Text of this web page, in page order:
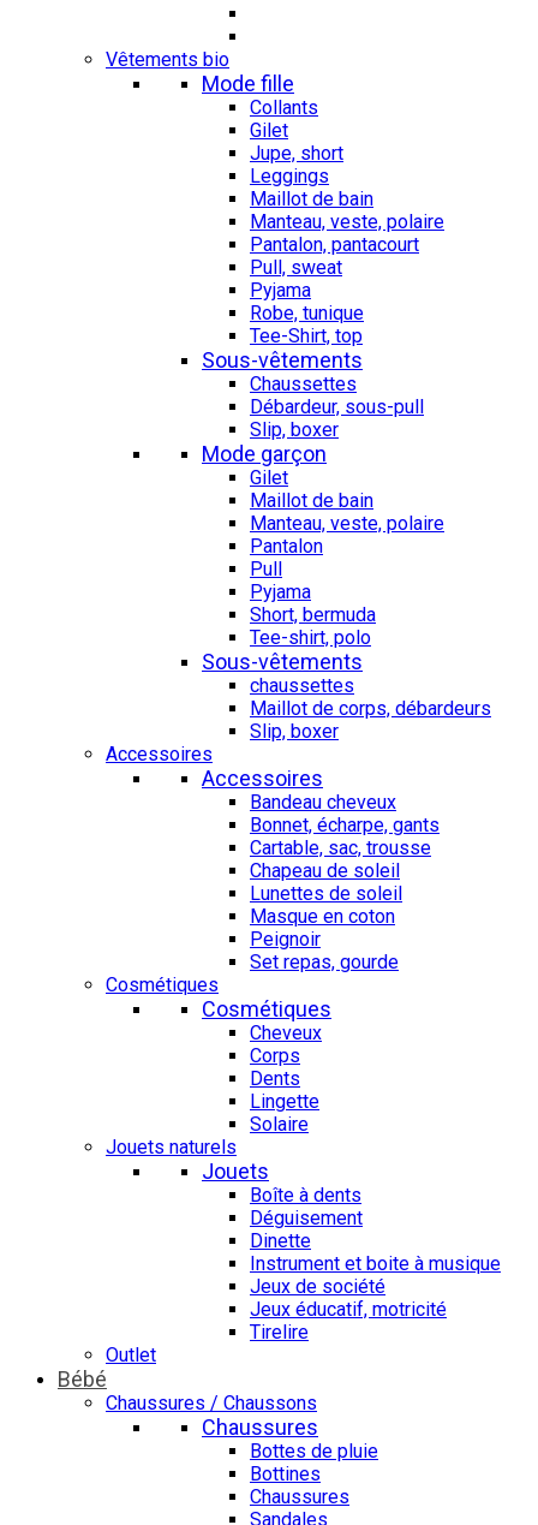
Vêtements bio
Mode fille
Collants
Gilet
Jupe, short
Leggings
Maillot de bain
Manteau, veste, polaire
Pantalon, pantacourt
Pull, sweat
Pyjama
Robe, tunique
Tee-Shirt, top
Sous-vêtements
Chaussettes
Débardeur, sous-pull
Slip, boxer
Mode garçon
Gilet
Maillot de bain
Manteau, veste, polaire
Pantalon
Pull
Pyjama
Short, bermuda
Tee-shirt, polo
Sous-vêtements
chaussettes
Maillot de corps, débardeurs
Slip, boxer
Accessoires
Accessoires
Bandeau cheveux
Bonnet, écharpe, gants
Cartable, sac, trousse
Chapeau de soleil
Lunettes de soleil
Masque en coton
Peignoir
Set repas, gourde
Cosmétiques
Cosmétiques
Cheveux
Corps
Dents
Lingette
Solaire
Jouets naturels
Jouets
Boîte à dents
Déguisement
Dinette
Instrument et boite à musique
Jeux de société
Jeux éducatif, motricité
Tirelire
Outlet
Bébé
Chaussures / Chaussons
Chaussures
Bottes de pluie
Bottines
Chaussures
Sandales